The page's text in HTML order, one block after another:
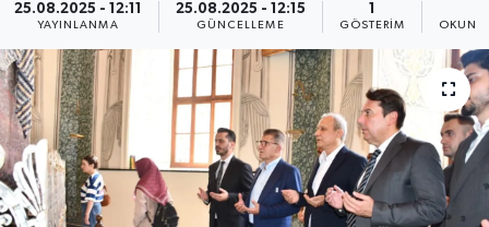
25.08.2025 - 12:11
YAYINLANMA
25.08.2025 - 12:15
GÜNCELLEME GÖSTERIM